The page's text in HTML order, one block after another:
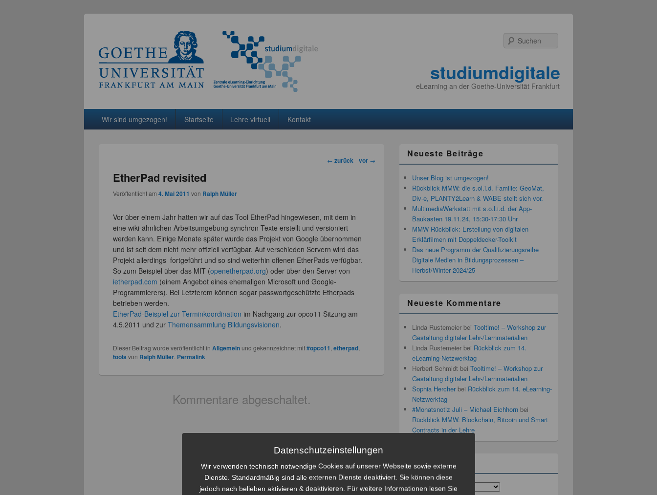
studiumdigitale
eLearning an der Goethe-Universität Frankfurt
HauptmenüWeiter zum Hauptinhalt
Weiter zum Sekundärinhalt
Wir sind umgezogen! Startseite Lehre virtuell Kontakt
Beitragsnavigation
← zurück vor →
EtherPad revisited
Veröffentlicht am4. Mai 2011 von Ralph Müller
Vor über einem Jahr hatten wir auf das Tool EtherPad hingewiesen, mit dem in
eine wiki-ähnlichen Arbeitsumgebung synchron Texte erstellt und versioniert
werden kann. Einige Monate später wurde das Projekt von Google übernommen
und ist seit dem nicht mehr offiziell verfügbar. Auf verschieden Servern wird das
Projekt allerdings fortgeführt und so sind weiterhin offenen EtherPads verfügbar.
So zum Beispiel über das MIT (openetherpad.org) oder über den Server von
ietherpad.com (einem Angebot eines ehemaligen Microsoft und Google-
Programmierers). Bei Letzterem können sogar passwortgeschützte Etherpads
betrieben werden.
EtherPad-Beispiel zur Terminkoordination im Nachgang zur opco11 Sitzung am
4.5.2011 und zurThemensammlung Bildungsvisionen.
Dieser Beitrag wurde veröffentlicht inAllgemein und gekennzeichnet mit#opco11 ,etherpad
tools von Ralph Müller Permalink
Kommentare abgeschaltet.
Neueste Beiträge
Unser Blog ist umgezogen!
Rückblick MMW: die s.ol.i.d. Familie: GeoMat,
Div-e, PLANTY2Learn & WABE stellt sich vor.
MultimediaWerkstatt mit s.o.l.i.d. der App-
Baukasten 19.11.24, 15:30-17:30 Uhr
MMW Rückblick: Erstellung von digitalen
Erklärfilmen mit Doppeldecker-Toolkit
Das neue Programm der Qualifizierungsreihe
Digitale Medien in Bildungsprozessen –
Herbst/Winter 2024/25
Neueste Kommentare
Linda Rustemeier bei Tooltime! – Workshop zur
Gestaltung digitaler Lehr-/Lernmaterialien
Linda Rustemeier bei Rückblick zum 14.
eLearning-Netzwerktag
Herbert Schmidt bei Tooltime! – Workshop zur
Gestaltung digitaler Lehr-/Lernmaterialien
Sophia Hercher bei Rückblick zum 14. eLearning-
Netzwerktag
#Monatsnotiz Juli – Michael Eichhorn bei
Rückblick MMW: Blockchain, Bitcoin und Smart
Contracts in der Lehre
Kategorien
Kategorien
Datenschutzeinstellungen
Wir verwenden technisch notwendige Cookies auf unserer Webseite sowie externe
Dienste. Standardmäßig sind alle externen Dienste deaktiviert. Sie können diese
jedoch nach belieben aktivieren & deaktivieren. Für weitere Informationen lesen Sie